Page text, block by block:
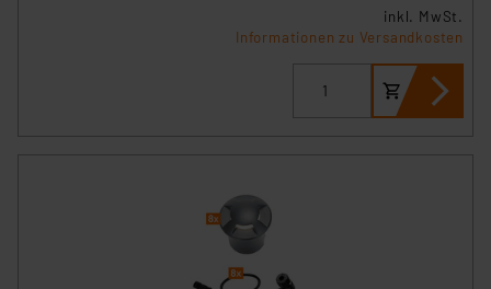
inkl. MwSt.
Informationen zu Versandkosten